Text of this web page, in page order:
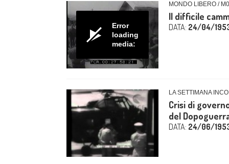
Error
loading
media:
MONDO LIBERO /
Il difficile
DATA: 24/04/
LA SETTIMANA
Crisi di
del
DATA: 24/06/